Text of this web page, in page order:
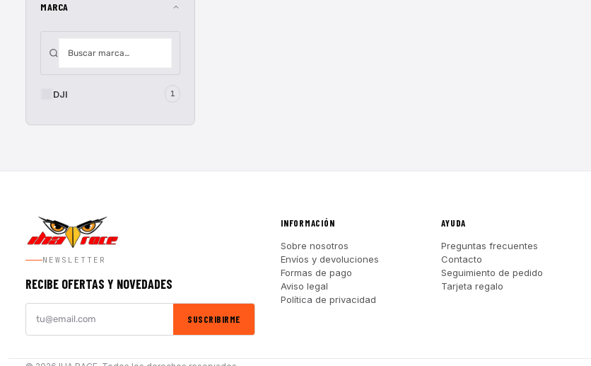
MARCA
DJI 1
NEWSLETTER
RECIBE OFERTAS Y NOVEDADES
SUSCRIBIRME
INFORMACIÓN
Sobre nosotros
Envíos y devoluciones
Formas de pago
Aviso legal
Política de privacidad
AYUDA
Preguntas frecuentes
Contacto
Seguimiento de pedido
Tarjeta regalo